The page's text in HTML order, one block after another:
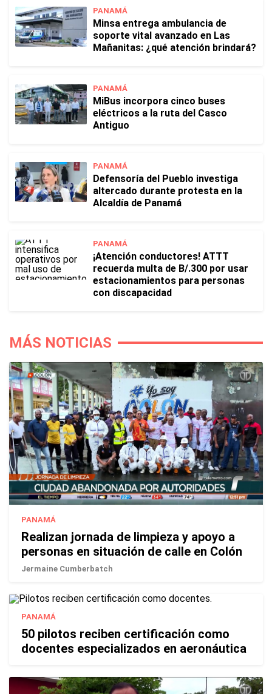
PANAMÁ
Minsa entrega ambulancia de
soporte vital avanzado en Las
Mañanitas: ¿qué atención brindará?
PANAMÁ
MiBus incorpora cinco buses
eléctricos a la ruta del Casco
Antiguo
PANAMÁ
Defensoría del Pueblo investiga
altercado durante protesta en la
Alcaldía de Panamá
PANAMÁ
¡Atención conductores! ATTT
recuerda multa de B/.300 por usar
estacionamientos para personas
con discapacidad
MÁS NOTICIAS
PANAMÁ
Realizan jornada de limpieza y apoyo a
personas en situación de calle en Colón
Jermaine Cumberbatch
PANAMÁ
50 pilotos reciben certificación como
docentes especializados en aeronáutica